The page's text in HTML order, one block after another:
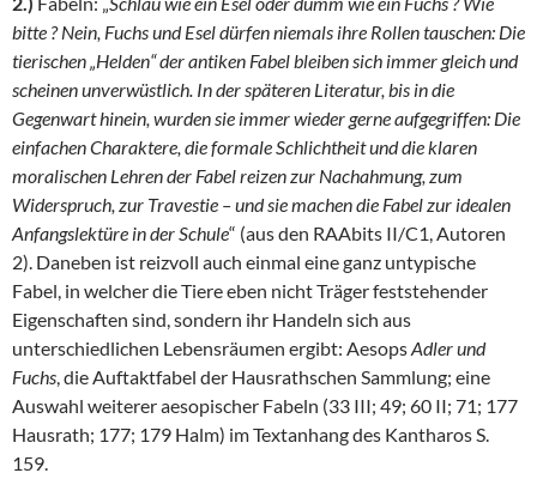
bitte ? Nein, Fuchs und Esel dürfen niemals ihre Rollen tauschen: Die
tierischen „Helden“ der antiken Fabel bleiben sich immer gleich und
scheinen unverwüstlich. In der späteren Literatur, bis in die
Gegenwart hinein, wurden sie immer wieder gerne aufgegriffen: Die
einfachen Charaktere, die formale Schlichtheit und die klaren
moralischen Lehren der Fabel reizen zur Nachahmung, zum
Widerspruch, zur Travestie – und sie machen die Fabel zur idealen
Anfangslektüre in der Schule“ (aus den RAAbits II/C1, Autoren
2). Daneben ist reizvoll auch einmal eine ganz untypische
Fabel, in welcher die Tiere eben nicht Träger feststehender
Eigenschaften sind, sondern ihr Handeln sich aus
unterschiedlichen Lebensräumen ergibt: AesopsAdler und
Fuchs, die Auftaktfabel der Hausrathschen Sammlung; eine
Auswahl weiterer aesopischer Fabeln (33 III; 49; 60 II; 71; 177
Hausrath; 177; 179 Halm) im Textanhang des Kantharos S.
159.